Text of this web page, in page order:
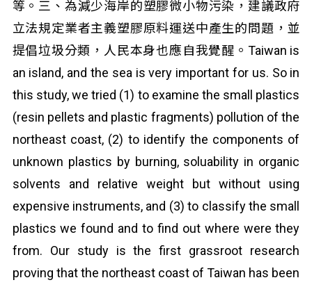
等。三、為減少海岸的塑膠微小物污染，建議政府
立法規定業者主義塑膠原料運送中產生的問題，並
提倡垃圾分類，人民本身也應自我覺醒。Taiwan is
an island, and the sea is very important for us. So in
this study, we tried (1) to examine the small plastics
(resin pellets and plastic fragments) pollution of the
northeast coast, (2) to identify the components of
unknown plastics by burning, soluability in organic
solvents and relative weight but without using
expensive instruments, and (3) to classify the small
plastics we found and to find out where were they
from. Our study is the first grassroot research
proving that the northeast coast of Taiwan has been